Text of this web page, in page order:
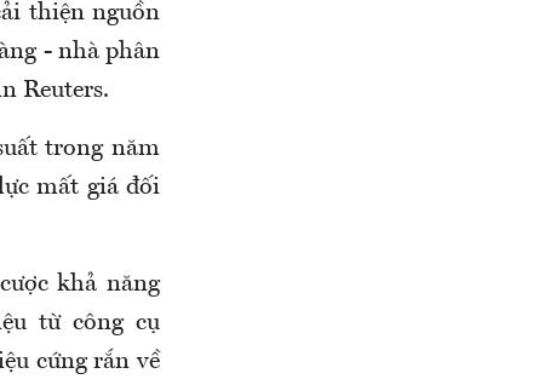
thiện nguồn
- nhà phân
Reuters.
trong năm
mất giá đối
khả năng
từ công cụ
cứng rắn về